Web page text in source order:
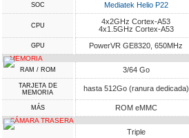
SOC Mediatek Helio P22
CPU
4x2GHz Cortex-A53
4x1.5GHz Cortex-A53
GPU PowerVR GE8320, 650MHz
MEMORIA
RAM / ROM 3/64 Go
TARJETA DE
MEMORIA
hasta 512Go (ranura dedicada)
MÁS ROM eMMC
CÁMARA TRASERA
Triple